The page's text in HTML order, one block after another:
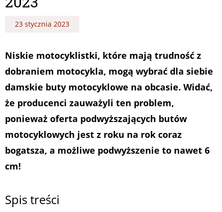
23 stycznia 2023
Niskie motocyklistki, które mają trudność z
dobraniem motocykla, mogą wybrać dla siebie
damskie buty motocyklowe na obcasie. Widać,
że producenci zauważyli ten problem,
ponieważ oferta podwyższających butów
motocyklowych jest z roku na rok coraz
bogatsza, a możliwe podwyższenie to nawet 6
cm!
Spis treści